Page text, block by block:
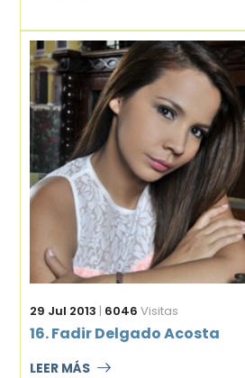
29 Jul 2013 | 6046 Visitas
16. Fadir Delgado Acosta
LEER MÁS